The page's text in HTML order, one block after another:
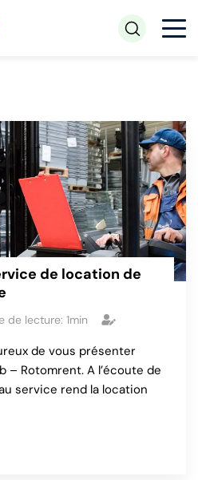
de location de
de lecture: 1min
de vous présenter
– Rotomrent. A l’écoute de
service rend la location